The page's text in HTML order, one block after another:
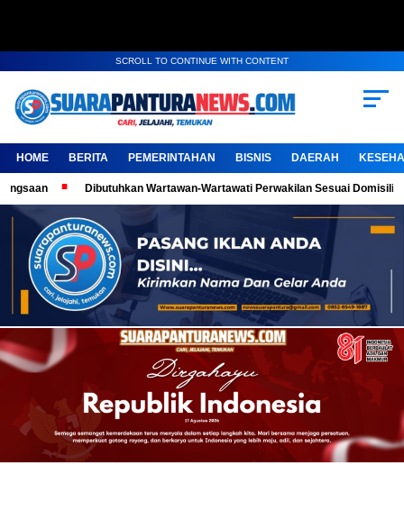
SCROLL TO CONTINUE WITH CONTENT
HOME BERITA PEMERINTAHAN BISNIS DAERAH
Dibutuhkan Wartawan-Wartawati Perwakilan Sesuai Domisili,